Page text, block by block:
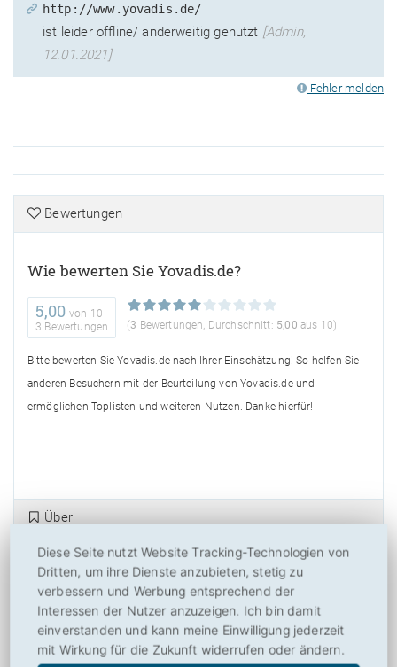
http://www.yovadis.de/
ist leider offline/ anderweitig genutzt [Admin,
12.01.2021]
Fehler melden
Bewertungen
Wie bewerten Sie Yovadis.de?
5,00 von 10
3 Bewertungen
(3 Bewertungen, Durchschnitt: 5,00 aus 10)
Bitte bewerten Sie Yovadis.de nach Ihrer Einschätzung! So helfen Sie
anderen Besuchern mit der Beurteilung von Yovadis.de und
ermöglichen Toplisten und weiteren Nutzen. Danke hierfür!
Über
Drucken
Social
Diese Seite nutzt Website Tracking-Technologien von
Dritten, um ihre Dienste anzubieten, stetig zu
verbessern und Werbung entsprechend der
Interessen der Nutzer anzuzeigen. Ich bin damit
einverstanden und kann meine Einwilligung jederzeit
mit Wirkung für die Zukunft widerrufen oder ändern.